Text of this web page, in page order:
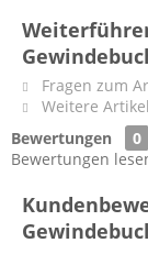
Fragen zum
Weitere
Bewertungen
0
Bewertungen